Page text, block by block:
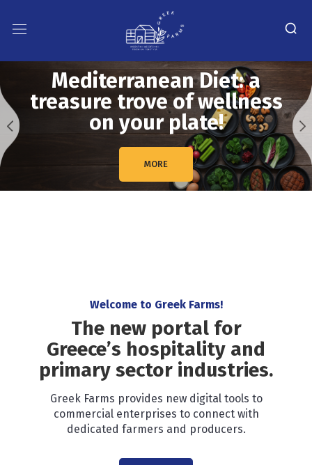
Mediterranean Diet: a
treasure trove of wellness
on your plate!
MORE
Welcome to Greek Farms!
The new portal for
Greece’s hospitality and
primary sector industries.
Greek Farms provides new digital tools to
commercial enterprises to connect with
dedicated farmers and producers.